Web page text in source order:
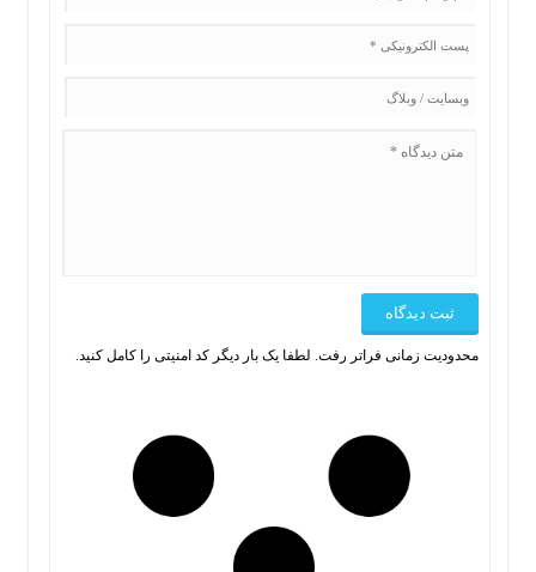
محدودیت زمانی فراتر رفت. لطفا یک بار دیگر کد امنیتی را کامل کنید.